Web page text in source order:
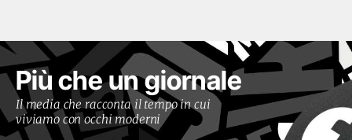
Più che un giornale
Il media che racconta il tempo in cui
viviamo con occhi moderni